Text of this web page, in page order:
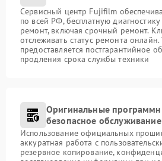
Сервисный центр Fujifilm
по всей РФ, бесплатную
ремонт, включая срочный ремонт.
отслеживать статус ремонта онлайн.
предоставляется постгарантийное
продления срока службы техники
Оригинальные
безопасное
Использование официальных
аккуратная работа с
резервное копирование,